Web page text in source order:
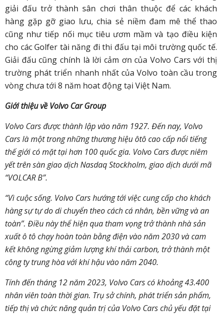
giải đấu trở thành sân chơi thân thuộc để các khách
hàng gặp gỡ giao lưu, chia sẻ niềm đam mê thể thao
cũng như tiếp nối mục tiêu ươm mầm và tạo điều kiện
cho các Golfer tài năng đi thi đấu tại môi trường quốc tế.
Giải đấu cũng chính là lời cảm ơn của Volvo Cars với thị
trường phát triển nhanh nhất của Volvo toàn cầu trong
vòng chưa tới 8 năm hoat động tại Việt Nam.
Giới thiệu về Volvo Car Group
Volvo Cars được thành lập vào năm 1927. Đến nay, Volvo
Cars là một trong những thương hiệu ôtô cao cấp nổi tiếng
thế giới có mặt tại hơn 100 quốc gia. Volvo Cars được niêm
yết trên sàn giao dịch Nasdaq Stockholm, giao dịch dưới mã
“VOLCAR B”.
“Vì cuộc sống. Volvo Cars hướng tới việc cung cấp cho khách
hàng sự tự do di chuyển theo cách cá nhân, bền vững và an
toàn”. Điều này thể hiện qua tham vọng trở thành nhà sản
xuất ô tô chạy hoàn toàn bằng điện vào năm 2030 và cam
kết không ngừng giảm lượng khí thải carbon, trở thành một
công ty trung hòa với khí hậu vào năm 2040.
Tính đến tháng 12 năm 2023, Volvo Cars có khoảng 43.400
nhân viên toàn thời gian. Trụ sở chính, phát triển sản phẩm,
tiếp thị và chức năng quản trị của Volvo Cars chủ yếu đặt tại